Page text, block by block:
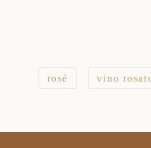
rosè vino